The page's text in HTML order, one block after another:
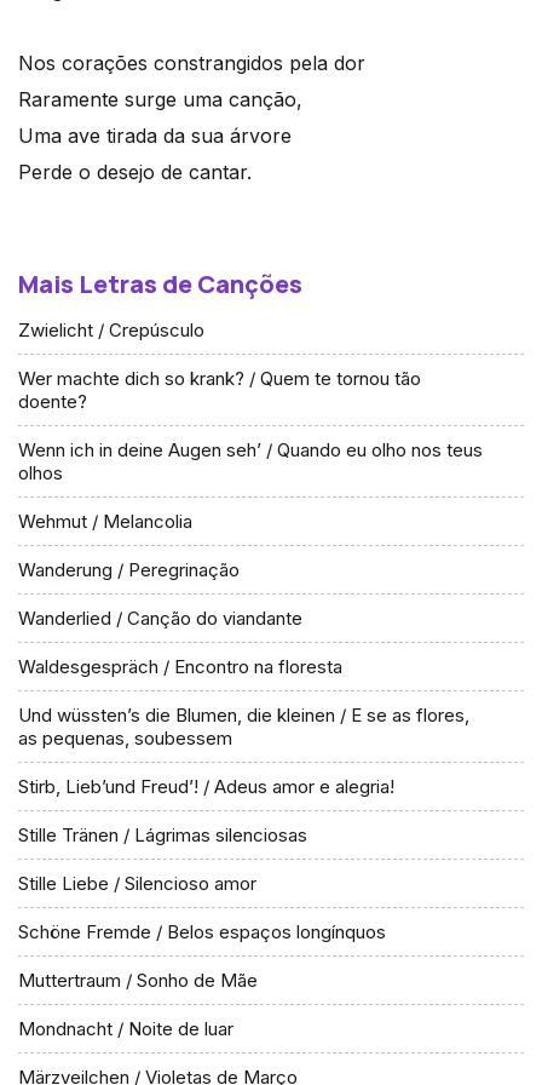
Nos corações constrangidos pela dor
Raramente surge uma canção,
Uma ave tirada da sua árvore
Perde o desejo de cantar.
Mais Letras de Canções
Zwielicht / Crepúsculo
Wer machte dich so krank? / Quem te tornou tão
doente?
Wenn ich in deine Augen seh’ / Quando eu olho nos teus
olhos
Wehmut / Melancolia
Wanderung / Peregrinação
Wanderlied / Canção do viandante
Waldesgespräch / Encontro na floresta
Und wüssten’s die Blumen, die kleinen / E se as flores,
as pequenas, soubessem
Stirb, Lieb’und Freud’! / Adeus amor e alegria!
Stille Tränen / Lágrimas silenciosas
Stille Liebe / Silencioso amor
Schöne Fremde / Belos espaços longínquos
Muttertraum / Sonho de Mãe
Mondnacht / Noite de luar
Märzveilchen / Violetas de Março